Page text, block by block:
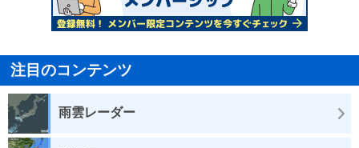
注目のコンテンツ
雨雲レーダー